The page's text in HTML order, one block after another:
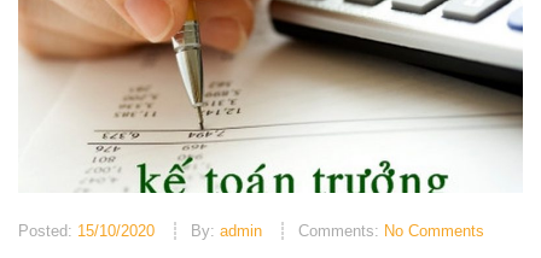
Posted: 15/10/2020 By: admin Comments: No Comments